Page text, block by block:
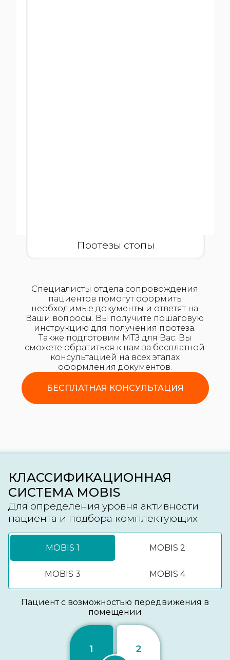
Протезы стопы
Специалисты отдела сопровождения
пациентов помогут оформить
необходимые документы и ответят на
Ваши вопросы. Вы получите пошаговую
инструкцию для получения протеза.
Также подготовим МТЗ для Вас. Вы
сможете обратиться к нам за бесплатной
консультацией на всех этапах
оформления документов.
БЕСПЛАТНАЯ КОНСУЛЬТАЦИЯ
КЛАССИФИКАЦИОННАЯ
СИСТЕМА MOBIS
Для определения уровня активности
пациента и подбора комплектующих
MOBIS 1 MOBIS 2
MOBIS 3 MOBIS 4
Пациент с возможностью передвижения в
помещении
Я подтверждаю, что ознакомлен(а) с
Согласием на обработку персональных
данныхи
политикой конфиденциальности
Я даю Согласие на получение
информационных и рекламных сообщений
Отправить заявку
Остались вопросы?
Свяжитесь с нами!
Адреса центров
ул. Первомайская 158Ак2
Ростов-на-Дону,
ул. Троллейбусная 24/2в